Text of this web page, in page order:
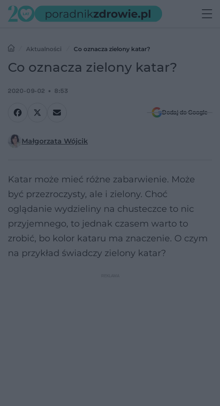
Aktualności Co oznacza zielony katar?
Co oznacza zielony katar?
2020-09-02 8:53
Dodaj do Google
Małgorzata Wójcik
Katar może mieć różne zabarwienie. Może
być przezroczysty, ale i zielony. Choć
oglądanie wydzieliny na chusteczce to nic
przyjemnego, to jednak czasem warto to
zrobić, bo kolor kataru ma znaczenie. O czym
na przykład świadczy zielony katar?